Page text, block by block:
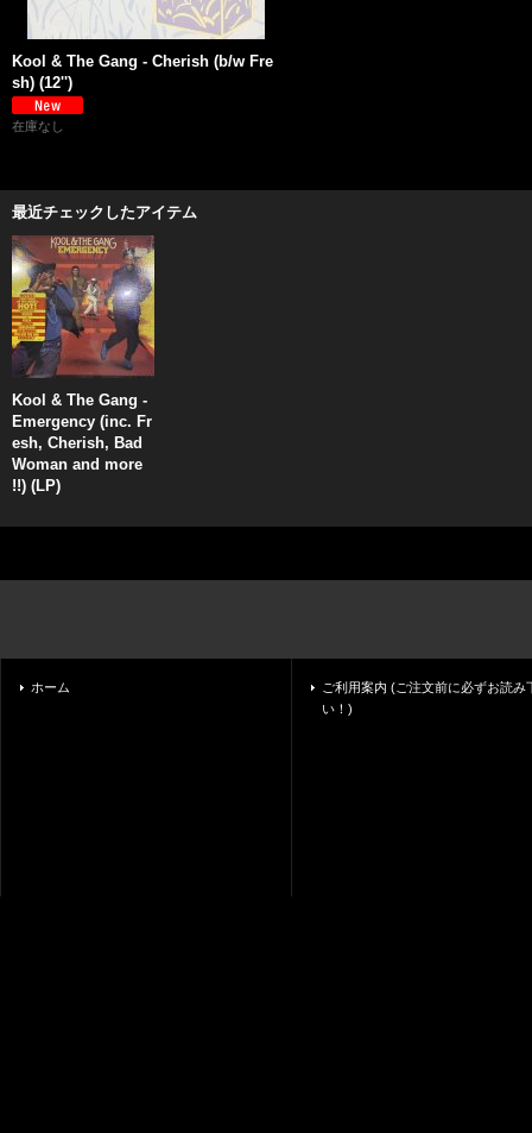
Kool & The Gang - Cherish (b/w Fre
sh) (12'')
在庫なし
最近チェックしたアイテム
Kool & The Gang -
Emergency (inc. Fr
esh, Cherish, Bad
Woman and more
!!) (LP)
ホーム
ご利用案内 (ご注文前に必ずお読み
い！)